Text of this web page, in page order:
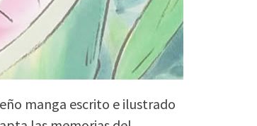
manga escrito e ilustrado